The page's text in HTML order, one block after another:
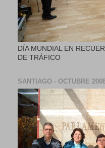
DÍA MUNDIAL EN
DE TRÁFICO
SANTIAGO - OCTUBRE